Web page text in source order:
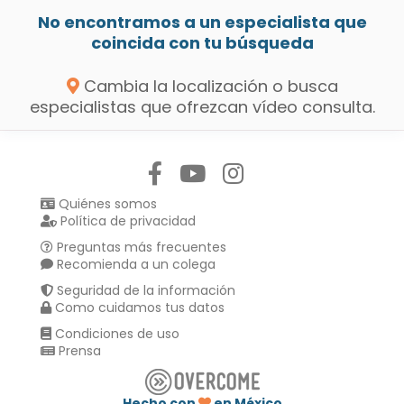
No encontramos a un especialista que
coincida con tu búsqueda
Cambia la localización o busca
especialistas que ofrezcan vídeo consulta.
Quiénes somos
Política de privacidad
Preguntas más frecuentes
Recomienda a un colega
Seguridad de la información
Como cuidamos tus datos
Condiciones de uso
Prensa